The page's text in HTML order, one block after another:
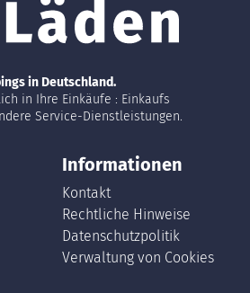
in Deutschland.
in Ihre Einkäufe : Einkaufs
Service-Dienstleistungen.
Informationen
Kontakt
Rechtliche Hinweise
Datenschutzpolitik
Verwaltung von Cookies